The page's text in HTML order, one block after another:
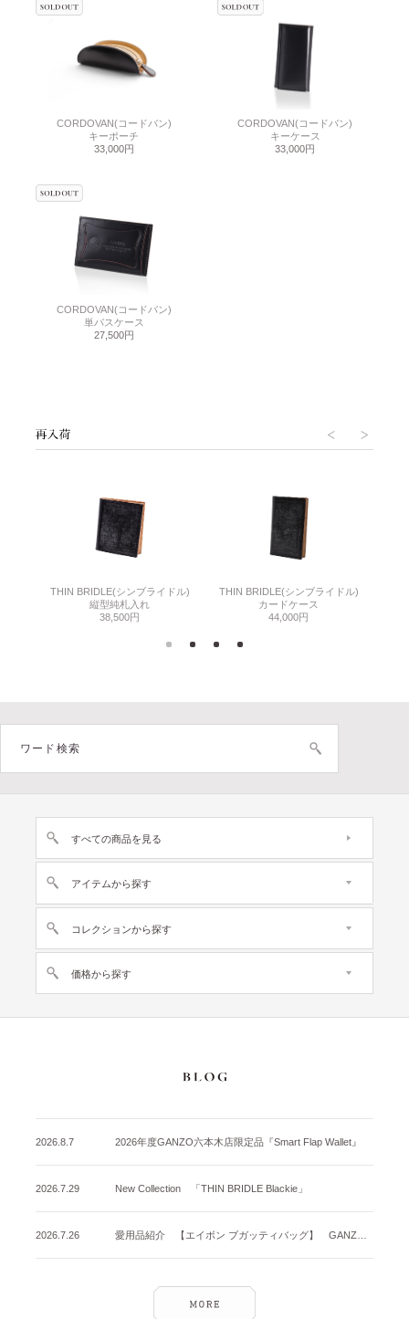
CORDOVAN(コードバン)
キーポーチ
33,000円
CORDOVAN(コードバン)
キーケース
33,000円
CORDOVAN(コードバン)
単パスケース
27,500円
THIN BRIDLE(シンブライドル)
縦型純札入れ
38,500円
THIN BRIDLE(シンブライドル)
カードケース
44,000円
すべての商品を見る
アイテムから探す
コレクションから探す
価格から探す
2026.8.7 2026年度GANZO六本木店限定品『Smart Flap Wallet』
2026.7.29 New Collection 「THIN BRIDLE Blackie」
2026.7.26